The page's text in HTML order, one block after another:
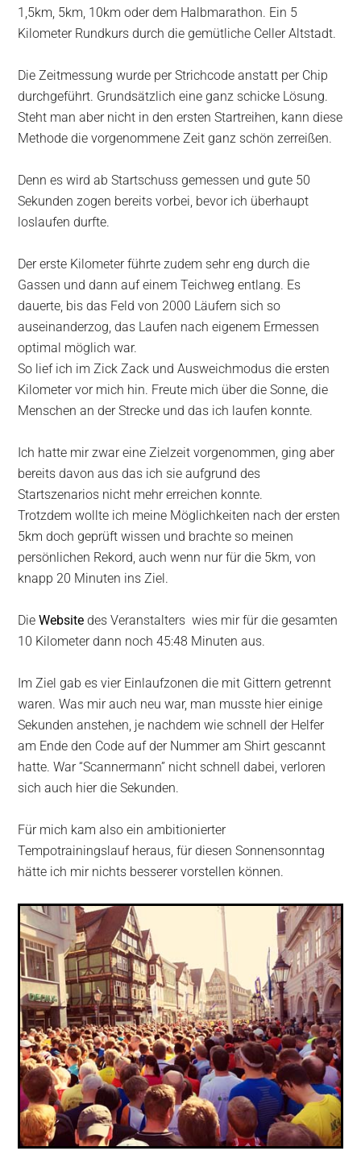
1,5km, 5km, 10km oder dem Halbmarathon. Ein 5
Kilometer Rundkurs durch die gemütliche Celler Altstadt.
Die Zeitmessung wurde per Strichcode anstatt per Chip
durchgeführt. Grundsätzlich eine ganz schicke Lösung.
Steht man aber nicht in den ersten Startreihen, kann diese
Methode die vorgenommene Zeit ganz schön zerreißen.
Denn es wird ab Startschuss gemessen und gute 50
Sekunden zogen bereits vorbei, bevor ich überhaupt
loslaufen durfte.
Der erste Kilometer führte zudem sehr eng durch die
Gassen und dann auf einem Teichweg entlang. Es
dauerte, bis das Feld von 2000 Läufern sich so
auseinanderzog, das Laufen nach eigenem Ermessen
optimal möglich war.
So lief ich im Zick Zack und Ausweichmodus die ersten
Kilometer vor mich hin. Freute mich über die Sonne, die
Menschen an der Strecke und das ich laufen konnte.
Ich hatte mir zwar eine Zielzeit vorgenommen, ging aber
bereits davon aus das ich sie aufgrund des
Startszenarios nicht mehr erreichen konnte.
Trotzdem wollte ich meine Möglichkeiten nach der ersten
5km doch geprüft wissen und brachte so meinen
persönlichen Rekord, auch wenn nur für die 5km, von
knapp 20 Minuten ins Ziel.
DieWebsite des Veranstalters wies mir für die gesamten
10 Kilometer dann noch 45:48 Minuten aus.
Im Ziel gab es vier Einlaufzonen die mit Gittern getrennt
waren. Was mir auch neu war, man musste hier einige
Sekunden anstehen, je nachdem wie schnell der Helfer
am Ende den Code auf der Nummer am Shirt gescannt
hatte. War “Scannermann” nicht schnell dabei, verloren
sich auch hier die Sekunden.
Für mich kam also ein ambitionierter
Tempotrainingslauf heraus, für diesen Sonnensonntag
hätte ich mir nichts besserer vorstellen können.